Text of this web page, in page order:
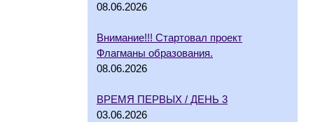
08.06.2026
Внимание!!! Стартовал проект
Флагманы образования.
08.06.2026
ВРЕМЯ ПЕРВЫХ / ДЕНЬ 3
03.06.2026